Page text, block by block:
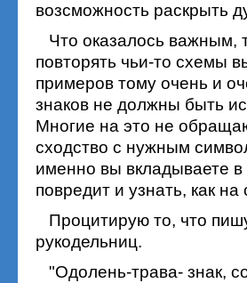
возсможность раскрыть
Что оказалось важным,
повторять чьи-то схемы
примеров тому очень и
знаков не должны быть
Многие на это не
сходство с нужным
именно вы вкладываете
повредит и узнать, как
Процитирую то, что
рукодельниц.
"Одолень-трава- знак,